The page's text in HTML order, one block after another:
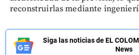
reconstruirlas mediante
Siga las noticias de EL
News